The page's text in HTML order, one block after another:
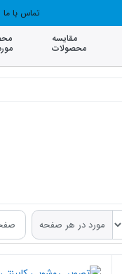
تماس با ما
مقایسه
محصولات
مورد در هر صفحه